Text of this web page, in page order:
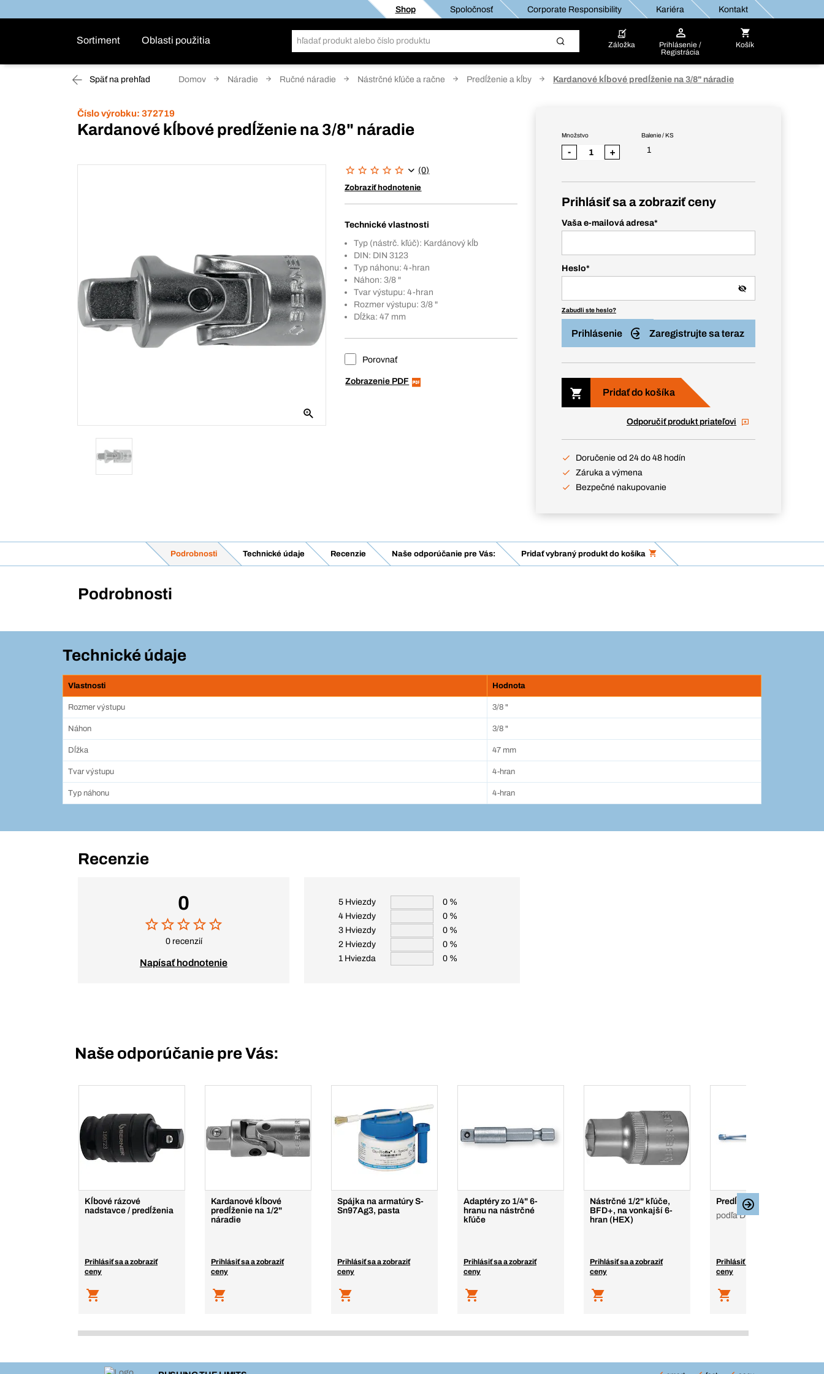
Shop Spoločnosť Corporate Responsibility Kariéra Kontakt
Sortiment Oblasti použitia Záložka
Prihlásenie /
Registrácia
Košík
Späť na prehľad Domov Náradie Ručné náradie Nástrčné kľúče a račne Predĺženie a kĺby Kardanové kĺbové predĺženie na 3/8" náradie
Číslo výrobku: 372719
Kardanové kĺbové predĺženie na 3/8" náradie
(0)
Zobraziť hodnotenie
Technické vlastnosti
Typ (nástrč. kľúč): Kardánový kĺb
DIN: DIN 3123
Typ náhonu: 4-hran
Náhon: 3/8 "
Tvar výstupu: 4-hran
Rozmer výstupu: 3/8 "
Dĺžka: 47 mm
Porovnať
Zobrazenie PDF
Balenie / KS
1
Množstvo
- +
Prihlásiť sa a zobraziť ceny
Vaša e-mailová adresa*
Heslo*
Zabudli ste heslo?
Prihlásenie Zaregistrujte sa teraz
Pridať do košíka
Odporučiť produkt priateľovi
Doručenie od 24 do 48 hodín
Záruka a výmena
Bezpečné nakupovanie
Podrobnosti Technické údaje Recenzie Naše odporúčanie pre Vás: Pridať vybraný produkt do košíka
Podrobnosti
Technické údaje
Vlastnosti Hodnota
Rozmer výstupu 3/8 "
Náhon 3/8 "
Dĺžka 47 mm
Tvar výstupu 4-hran
Typ náhonu 4-hran
Recenzie
0
0 recenzií
Napísať hodnotenie
5 Hviezdy
0 %
4 Hviezdy
0 %
3 Hviezdy
0 %
2 Hviezdy
0 %
1 Hviezda
0 %
Naše odporúčanie pre Vás:
Kĺbové rázové
nadstavce / predĺženia
Prihlásiť sa a zobraziť
ceny
Kardanové kĺbové
predĺženie na 1/2"
náradie
Prihlásiť sa a zobraziť
ceny
Spájka na armatúry S-
Sn97Ag3, pasta
Prihlásiť sa a zobraziť
ceny
Adaptéry zo 1/4" 6-
hranu na nástrčné
kľúče
Prihlásiť sa a zobraziť
ceny
Nástrčné 1/2" kľúče,
BFD+, na vonkajší 6-
hran (HEX)
Prihlásiť sa a zobraziť
ceny
Predĺženia 3/4", 4-hran
podľa DIN 3123
Prihlásiť sa a zobraziť
ceny